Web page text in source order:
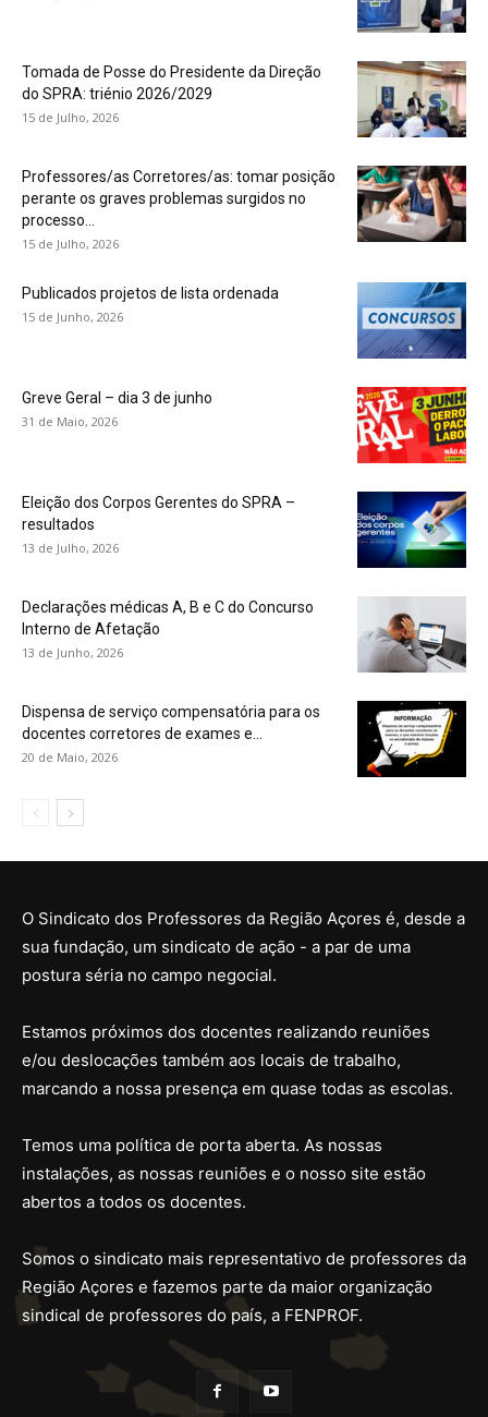
Tomada de Posse do Presidente da Direção
do SPRA: triénio 2026/2029
15 de Julho, 2026
Professores/as Corretores/as: tomar posição
perante os graves problemas surgidos no
processo...
15 de Julho, 2026
Publicados projetos de lista ordenada
15 de Junho, 2026
Greve Geral – dia 3 de junho
31 de Maio, 2026
Eleição dos Corpos Gerentes do SPRA –
resultados
13 de Julho, 2026
Declarações médicas A, B e C do Concurso
Interno de Afetação
13 de Junho, 2026
Dispensa de serviço compensatória para os
docentes corretores de exames e...
20 de Maio, 2026
O Sindicato dos Professores da Região Açores é, desde a
sua fundação, um sindicato de ação - a par de uma
postura séria no campo negocial.
Estamos próximos dos docentes realizando reuniões
e/ou deslocações também aos locais de trabalho,
marcando a nossa presença em quase todas as escolas.
Temos uma política de porta aberta. As nossas
instalações, as nossas reuniões e o nosso site estão
abertos a todos os docentes.
Somos o sindicato mais representativo de professores da
Região Açores e fazemos parte da maior organização
sindical de professores do país, a FENPROF.